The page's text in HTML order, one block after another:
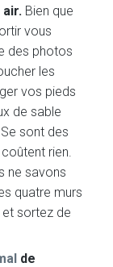
air. Bien que
vous
des photos
les
vos pieds
de sable
sont des
rien.
ne savons
quatre murs
sortez de
de